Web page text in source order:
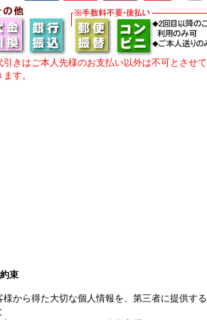
きはご本人先様のお支払い以外は不可とさせて
す。
束
様から得た大切な個人情報を、第三者に提供する